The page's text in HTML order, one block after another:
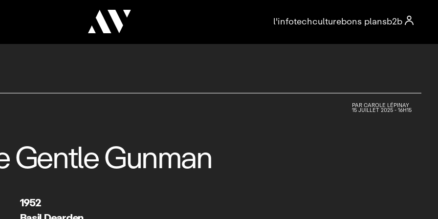

l'infotechculturebons plansb2b
PARCAROLE LÉPINAY
15 JUILLET 2025 - 16H15
Gentle Gunman
1952